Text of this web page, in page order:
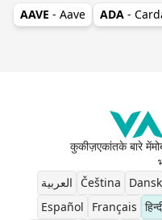
AAVE - Aave ADA -
कुकीज़एकांतके बारे में
العربية
Čeština Dansk
Español
Français